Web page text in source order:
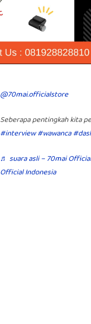
@70mai.officialstore
Seberapa pentingkah kita
#interview#wawanca
♬ suara asli – 70mai
Official Indonesia